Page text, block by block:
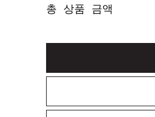
총 상품 금액